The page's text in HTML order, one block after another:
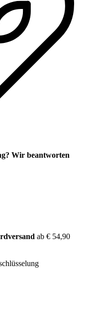
Wir beantworten
ab € 54,90